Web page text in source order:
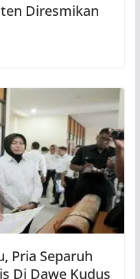
Diresmikan
Pria Separuh
Di Dawe Kudus